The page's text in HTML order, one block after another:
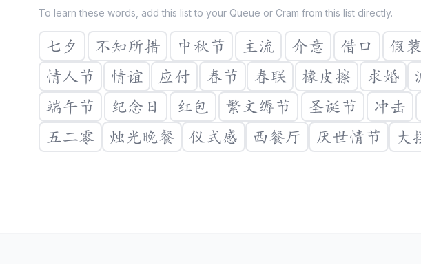
To learn these words, add this list to your Queue or Cram from this list directly.
七夕 不知所措 中秋节 主流 介意 借口 假装
情人节
情谊 应付 春节 春联 橡皮擦 求婚
端午节
纪念日 红包 繁文缛节 圣诞节 冲击
五二零
烛光晚餐 仪式感 西餐厅 厌世情节 大